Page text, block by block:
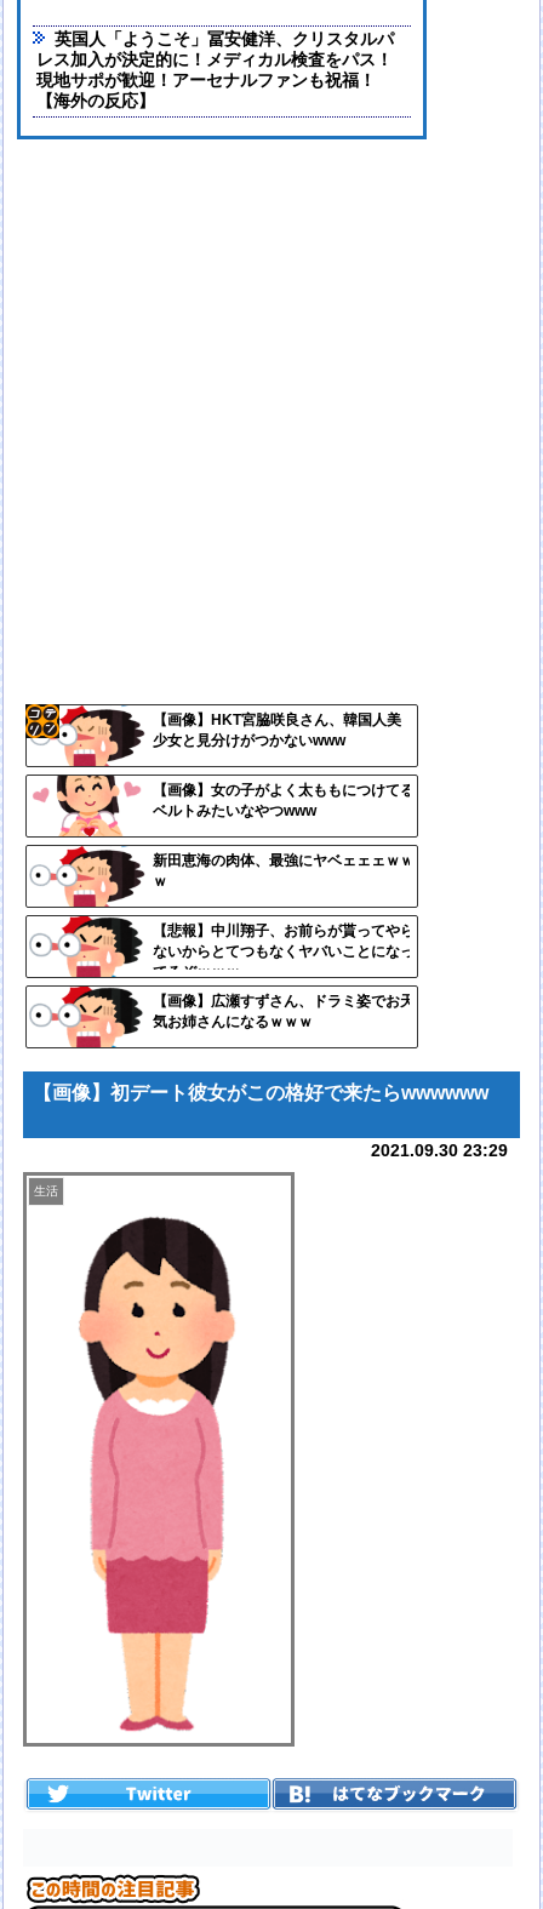
英国人「ようこそ」冨安健洋、クリスタルパ
レス加入が決定的に！メディカル検査をパス！
現地サポが歓迎！アーセナルファンも祝福！
【海外の反応】
【画像】HKT宮脇咲良さん、韓国人美
少女と見分けがつかないwww
【画像】女の子がよく太ももにつけてる
ベルトみたいなやつwww
新田恵海の肉体、最強にヤベェェェｗｗ
ｗ
【悲報】中川翔子、お前らが貰ってやら
ないからとてつもなくヤバいことになっ
てるぞｗｗｗ
【画像】広瀬すずさん、ドラミ姿でお天
気お姉さんになるｗｗｗ
リン
ンク
更新
ツー
ル
【画像】初デート彼女がこの格好で来たらwwwwww
2021.09.30 23:29
生活